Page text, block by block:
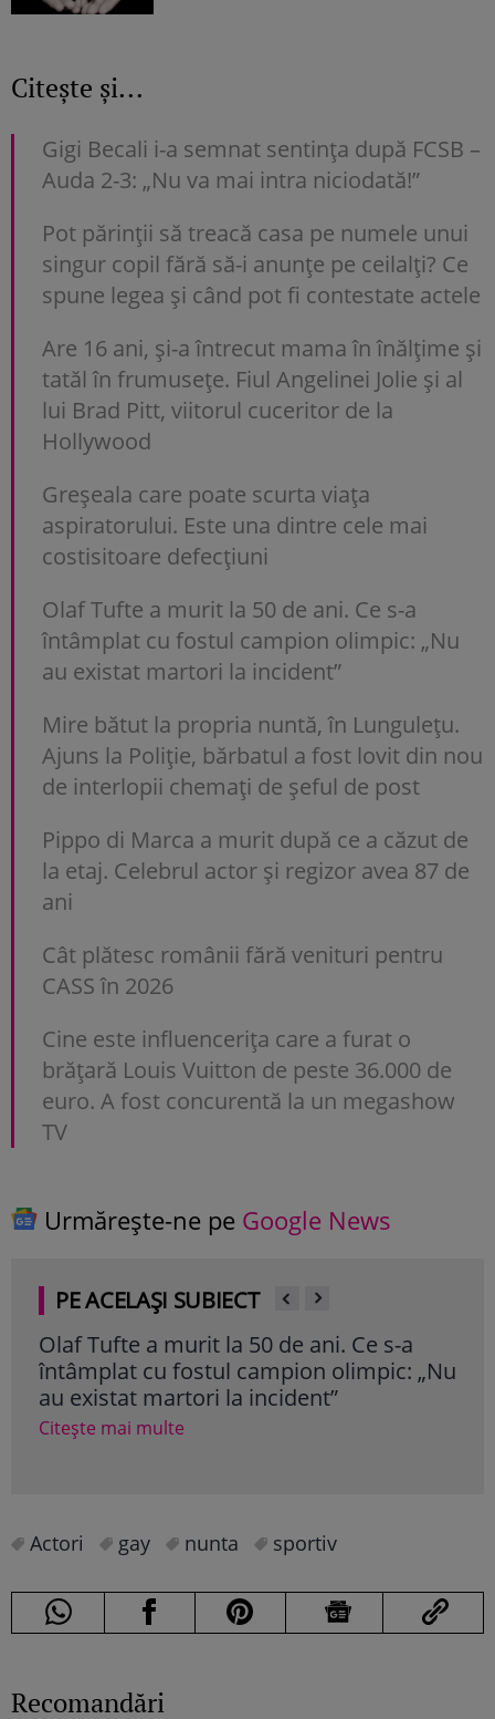
Citește și...
Gigi Becali i-a semnat sentința după FCSB –
Auda 2-3: „Nu va mai intra niciodată!”
Pot părinții să treacă casa pe numele unui
singur copil fără să-i anunțe pe ceilalți? Ce
spune legea și când pot fi contestate actele
Are 16 ani, și-a întrecut mama în înălțime și
tatăl în frumusețe. Fiul Angelinei Jolie și al
lui Brad Pitt, viitorul cuceritor de la
Hollywood
Greșeala care poate scurta viața
aspiratorului. Este una dintre cele mai
costisitoare defecțiuni
Olaf Tufte a murit la 50 de ani. Ce s-a
întâmplat cu fostul campion olimpic: „Nu
au existat martori la incident”
Mire bătut la propria nuntă, în Lungulețu.
Ajuns la Poliție, bărbatul a fost lovit din nou
de interlopii chemați de șeful de post
Pippo di Marca a murit după ce a căzut de
la etaj. Celebrul actor și regizor avea 87 de
ani
Cât plătesc românii fără venituri pentru
CASS în 2026
Cine este influencerița care a furat o
brățară Louis Vuitton de peste 36.000 de
euro. A fost concurentă la un megashow
TV
Urmărește-ne pe Google News
PE ACELAȘI SUBIECT
Olaf Tufte a murit la 50 de ani. Ce s-a
întâmplat cu fostul campion olimpic: „Nu
au existat martori la incident”
Citește mai multe
Actori gay nunta sportiv
Recomandări